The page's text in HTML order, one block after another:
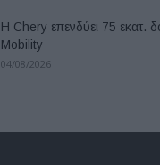
Η Chery επενδύει 75 εκατ.
Mobility
04/08/2026